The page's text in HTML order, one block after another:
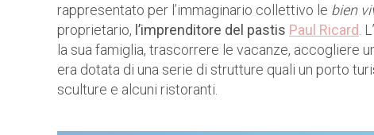
rappresentato per l’immaginario collettivo le bien
proprietario, l’imprenditore del pastis Paul Ricard.
la sua famiglia, trascorrere le vacanze, accogliere
era dotata di una serie di strutture quali un porto
sculture e alcuni ristoranti.